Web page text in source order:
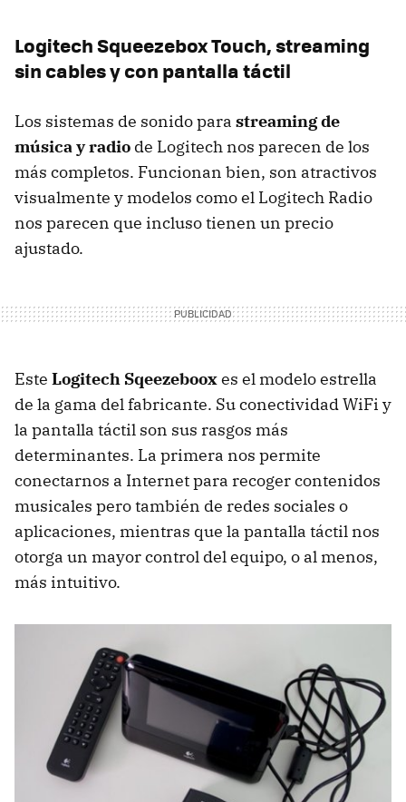
Logitech Squeezebox Touch, streaming
sin cables y con pantalla táctil
Los sistemas de sonido para streaming de
música y radio de Logitech nos parecen de los
más completos. Funcionan bien, son atractivos
visualmente y modelos como el Logitech Radio
nos parecen que incluso tienen un precio
ajustado.
Este Logitech Sqeezebooxes el modelo estrella
de la gama del fabricante. Su conectividad WiFi y
la pantalla táctil son sus rasgos más
determinantes. La primera nos permite
conectarnos a Internet para recoger contenidos
musicales pero también de redes sociales o
aplicaciones, mientras que la pantalla táctil nos
otorga un mayor control del equipo, o al menos,
más intuitivo.